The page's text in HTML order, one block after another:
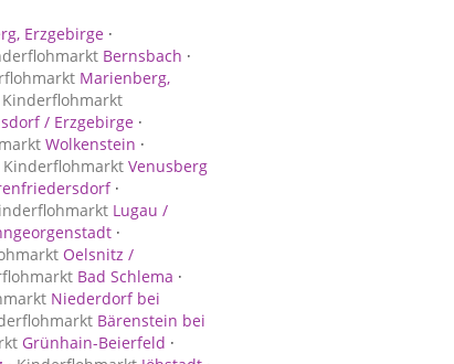
Erzgebirge ·
Bernsbach ·
Marienberg,
Kinderflohmarkt
/ Erzgebirge ·
Wolkenstein ·
Kinderflohmarkt Venusberg
·
Lugau /
·
Oelsnitz /
Bad Schlema ·
Niederdorf bei
Bärenstein bei
Grünhain-Beierfeld ·